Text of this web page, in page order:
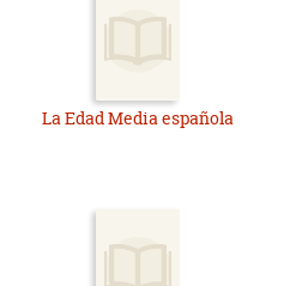
La Edad Media española